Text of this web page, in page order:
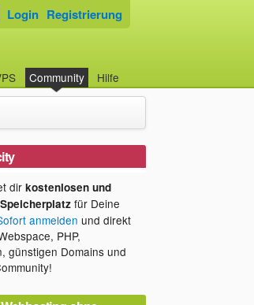
Community Hilfe
Login Registrierung
dir kostenlosen und
für Deine
anmelden und direkt
PHP,
günstigen Domains und